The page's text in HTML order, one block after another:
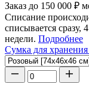
Заказ до 150 000 ₽
Списание
списывается сразу,
недели. Подробнее
Сумка для